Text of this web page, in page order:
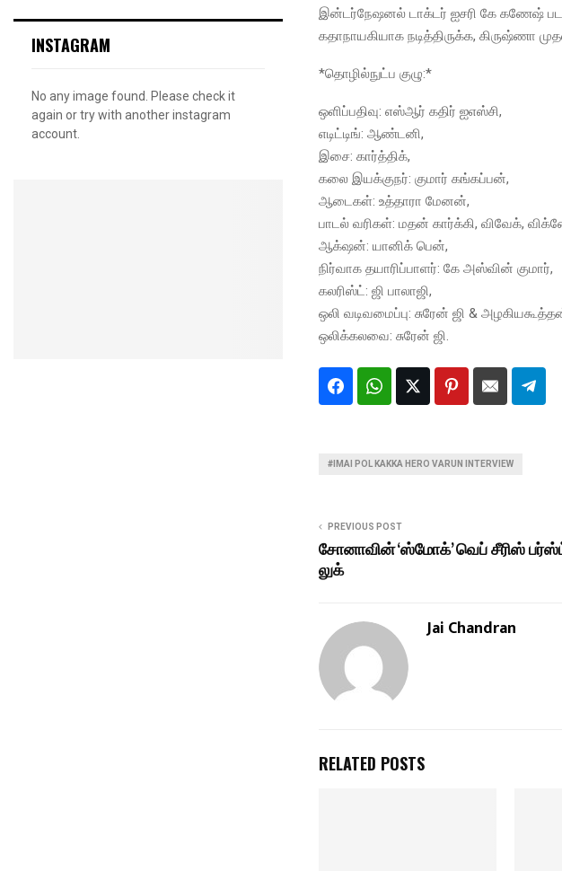
இன்டர்நேஷனல் டாக்டர் ஐசரி கே கணேஷ்
கதாநாயகியாக நடித்திருக்க, கிருஷ்ணா
*தொழில்நுட்ப குழு:*
ஒளிப்பதிவு: எஸ்ஆர் கதிர் ஐஎஸ்சி,
எடிட்டிங்: ஆண்டனி,
இசை: கார்த்திக்,
கலை இயக்குநர்: குமார் கங்கப்பன்,
ஆடைகள்: உத்தாரா மேனன்,
பாடல் வரிகள்: மதன் கார்க்கி, விவேக்,
ஆக்‌ஷன்: யானிக் பென்,
நிர்வாக தயாரிப்பாளர்: கே அஸ்வின் குமார்,
கலரிஸ்ட்: ஜி பாலாஜி,
ஒலி வடிவமைப்பு: சுரேன் ஜி &
ஒலிக்கலவை: சுரேன் ஜி.
#IMAI POL KAKKA HERO VARUN INTERVIEW
PREVIOUS POST
சோனாவின் ‘ஸ்மோக்’ வெப் சீரிஸ்
லுக்
Jai Chandran
RELATED POSTS
INSTAGRAM
No any image found. Please check it
again or try with another instagram
account.